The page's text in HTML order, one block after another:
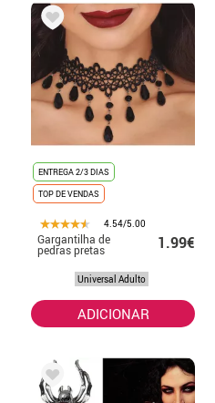
ENTREGA 2/3 DIAS
TOP DE VENDAS
4.54/5.00
Gargantilha de
pedras pretas 1.99€
Universal Adulto
ADICIONAR